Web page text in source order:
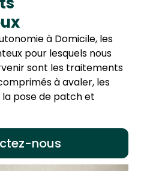
à Domicile, les
pour lesquels nous
sont les traitements
à avaler, les
la pose de patch et
nous